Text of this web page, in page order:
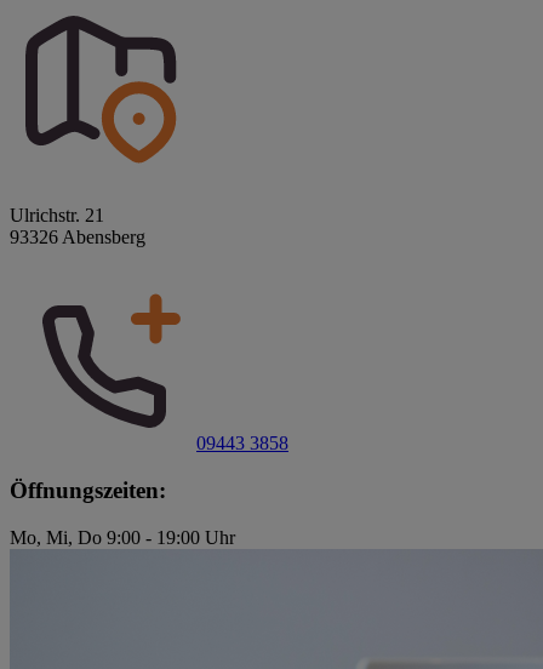
Ulrichstr. 21
93326 Abensberg
09443 3858
Öffnungszeiten:
Mo, Mi, Do 9:00 - 19:00 Uhr